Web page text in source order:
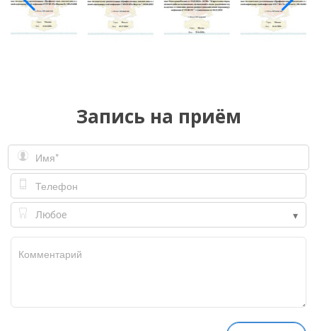
Запись на приём